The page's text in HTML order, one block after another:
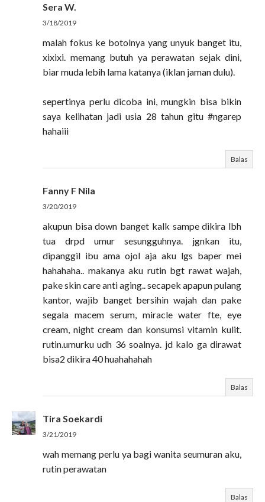
Sera W.
3/18/2019
malah fokus ke botolnya yang unyuk banget itu,
xixixi. memang butuh ya perawatan sejak dini,
biar muda lebih lama katanya (iklan jaman dulu).
sepertinya perlu dicoba ini, mungkin bisa bikin
saya kelihatan jadi usia 28 tahun gitu #ngarep
hahaiii
Balas
Fanny F Nila
3/20/2019
akupun bisa down banget kalk sampe dikira lbh
tua drpd umur sesungguhnya. jgnkan itu,
dipanggil ibu ama ojol aja aku lgs baper mei
hahahaha.. makanya aku rutin bgt rawat wajah,
pake skin care anti aging.. secapek apapun pulang
kantor, wajib banget bersihin wajah dan pake
segala macem serum, miracle water fte, eye
cream, night cream dan konsumsi vitamin kulit.
rutin.umurku udh 36 soalnya. jd kalo ga dirawat
bisa2 dikira 40 huahahahah
Balas
Tira Soekardi
3/21/2019
wah memang perlu ya bagi wanita seumuran aku,
rutin perawatan
Balas